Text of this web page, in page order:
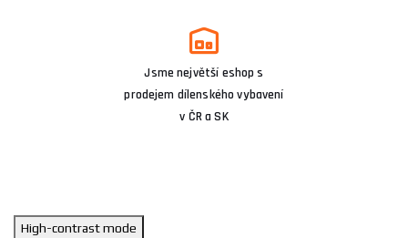
Jsme největší eshop s
prodejem dílenského vybavení
v ČR a SK
High-contrast mode